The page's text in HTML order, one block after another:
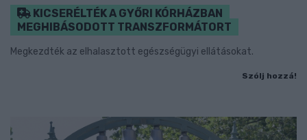
KICSERÉLTÉK A GYŐRI KÓRHÁZBAN
MEGHIBÁSODOTT TRANSZFORMÁTORT
Megkezdték az elhalasztott egészségügyi ellátásokat.
Szólj hozzá!